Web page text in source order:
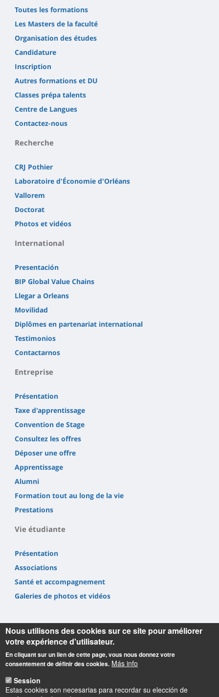
Toutes les formations
Les Masters de la faculté
Organisation des études
Candidature
Inscription
Autres formations et DU
Classes prépa talents
Centre de Langues
Contactez-nous
Recherche
CRJ Pothier
Laboratoire d'Économie d'Orléans
Vallorem
Doctorat
Photos et vidéos
International
Presentación
BIP Global Value Chains
Llegar a Orleans
Movilidad
Diplômes en partenariat international
Testimonios
Contactarnos
Entreprise
Présentation
Taxe d'apprentissage
Convention de Stage
Consultez les offres
Déposer une offre
Apprentissage
Alumni
Formation tout au long de la vie
Prestations
Vie étudiante
Présentation
Associations
Santé et accompagnement
Galeries de photos et vidéos
Informations
Université d'Orléans
Faculté Droit, Économie, Gestion
Nous utilisons des cookies sur ce site pour améliorer
votre expérience d'utilisateur.
En cliquant sur un lien de cette page, vous nous donnez votre
consentement de définir des cookies. Más info
Session
Estas cookies son necesarias para recordar su elección de